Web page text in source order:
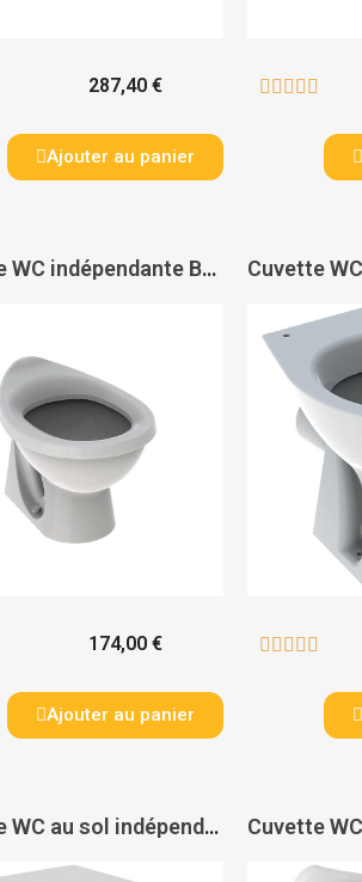
287,40 €
Ajouter au panier
    
Cuvette WC indépendante Bambini Bébé - GEBERIT
174,00 €
Ajouter au panier
    
Cuvette WC au sol indépendante Matura SH - PORCHER